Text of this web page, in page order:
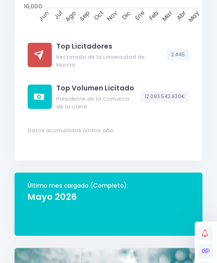
Jun Jul Ago Sep Oct Nov Dic Ene Feb Mar Abr May
10,000
Top Licitadores
Rectorado de la Universidad de
Murcia
3.445
Top Volumen Licitado
Presidente de la Comarca
de la Litera
12.093.542,930€
Datos acumulados último año
Último mes cargado (Completo):
Mayo 2026